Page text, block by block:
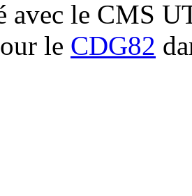
avec le CMS
le CDG82